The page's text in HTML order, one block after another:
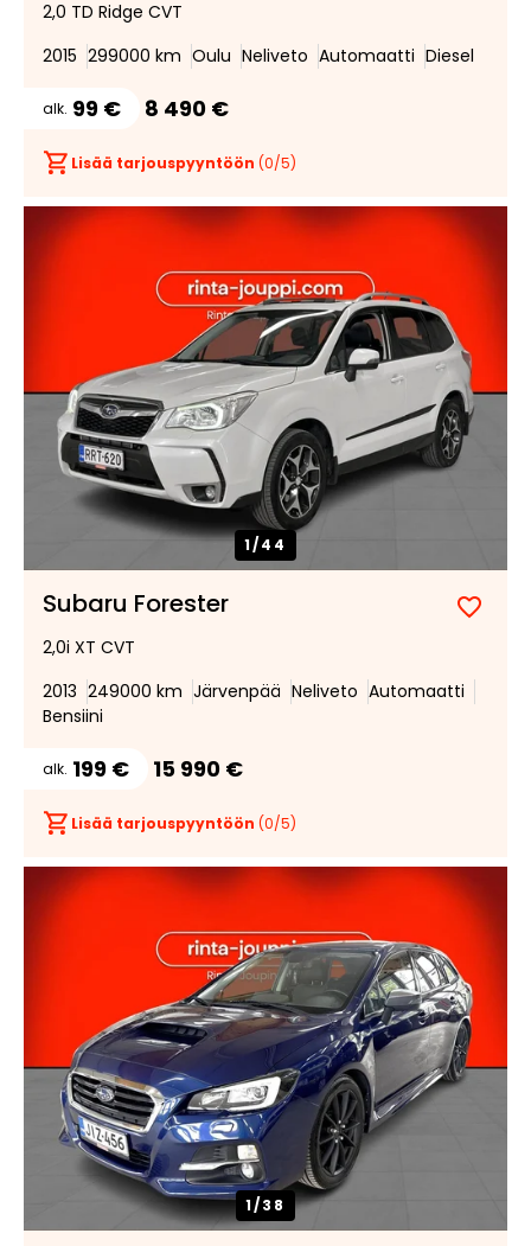
2,0 TD Ridge CVT
2015 299000 km Oulu Neliveto Automaatti Diesel
alk. 99 € 8 490 €
Lisää tarjouspyyntöön (0/5)
1/44
Subaru Forester
Lisää
2,0i XT CVT
2013 249000 km Järvenpää Neliveto Automaatti
Bensiini
alk. 199 € 15 990 €
Lisää tarjouspyyntöön (0/5)
1/38